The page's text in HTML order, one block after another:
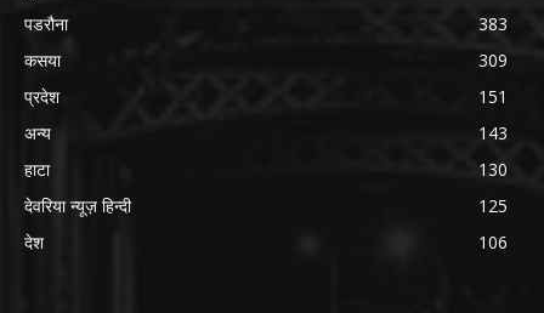
पडरौना
383
कसया
309
प्रदेश
151
अन्य
143
हाटा
130
देवरिया न्यूज़ हिन्दी
125
देश
106